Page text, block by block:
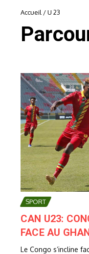
Accueil /U 23
SPORT
CAN U23:
FACE AU
Le Congo s’incline